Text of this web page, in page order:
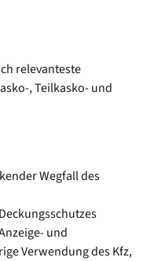
relevanteste
, Teilkasko- und
Wegfall des
und
Verwendung des Kfz,